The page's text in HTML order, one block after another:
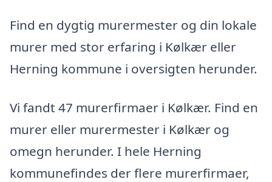
Find en dygtig murermester og din lokale
murer med stor erfaring i Kølkær eller
Herning kommune i oversigten herunder.
Vi fandt 47 murerfirmaer i Kølkær. Find en
murer eller murermester i Kølkær og
omegn herunder. I hele Herning
kommunefindes der flere murerfirmaer,